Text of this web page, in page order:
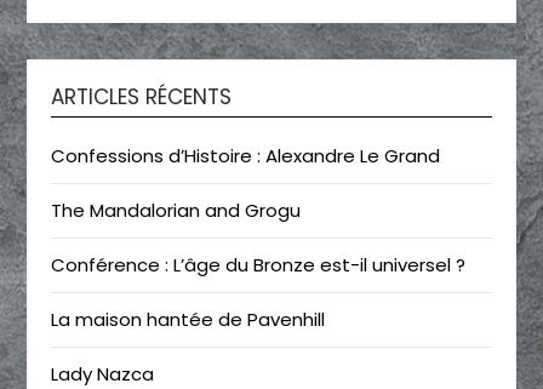
ARTICLES RÉCENTS
Confessions d’Histoire : Alexandre Le Grand
The Mandalorian and Grogu
Conférence : L’âge du Bronze est-il universel ?
La maison hantée de Pavenhill
Lady Nazca